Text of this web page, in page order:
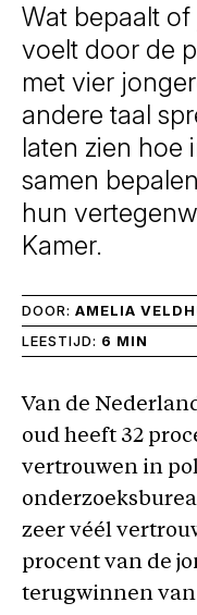
Wat bepaalt
voelt door de
met vier
andere taal
laten zien hoe
samen
hun
Kamer.
DOOR: AMELIA
LEESTIJD: 6 MIN
Van de
oud heeft 32
vertrouwen in
zeer véél
procent van de
terugwinnen van